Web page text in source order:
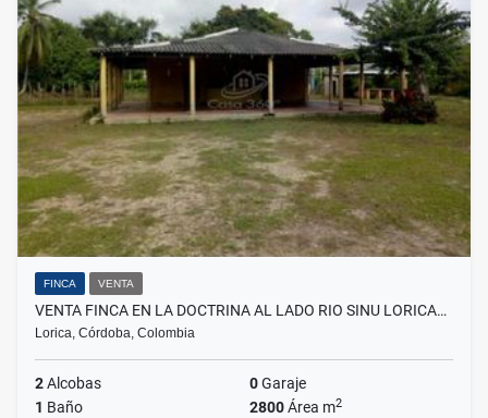
FINCA VENTA
VENTA FINCA EN LA DOCTRINA AL LADO RIO SINU LORICA…
Lorica, Córdoba, Colombia
2Alcobas 0Garaje
1 Baño 2800Área m2